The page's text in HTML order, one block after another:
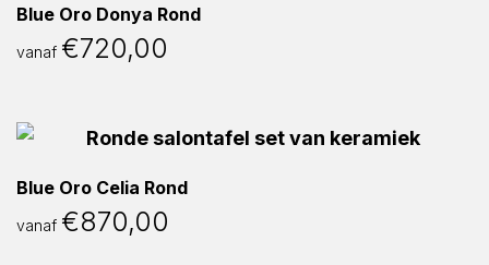
Blue Oro Donya Rond
vanaf €720,00
Blue Oro Celia Rond
vanaf €870,00